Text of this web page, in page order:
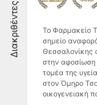
Διακριθέντες
Το Φαρμακείο
σημείο
Θεσσαλονίκης
στην
τομέα της
στον Όμηρο
οικογενειακή